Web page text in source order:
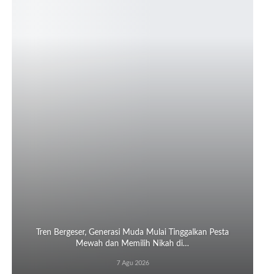
Tren Bergeser, Generasi Muda Mulai Tinggalkan Pesta
Mewah dan Memilih Nikah di…
7 Agu 2026